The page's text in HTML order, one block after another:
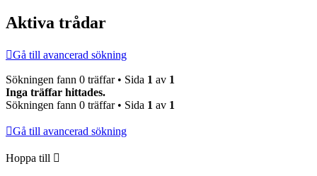
Aktiva trådar
Gå till avancerad sökning
Sökningen fann 0 träffar • Sida 1 av 1
Inga träffar hittades.
Sökningen fann 0 träffar • Sida 1 av 1
Gå till avancerad sökning
Hoppa till